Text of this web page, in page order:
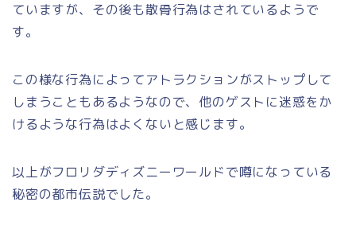
ていますが、その後も散骨行為はされているようで
す。
この様な行為によってアトラクションがストップして
しまうこともあるようなので、他のゲストに迷惑をか
けるような行為はよくないと感じます。
以上がフロリダディズニーワールドで噂になっている
秘密の都市伝説でした。